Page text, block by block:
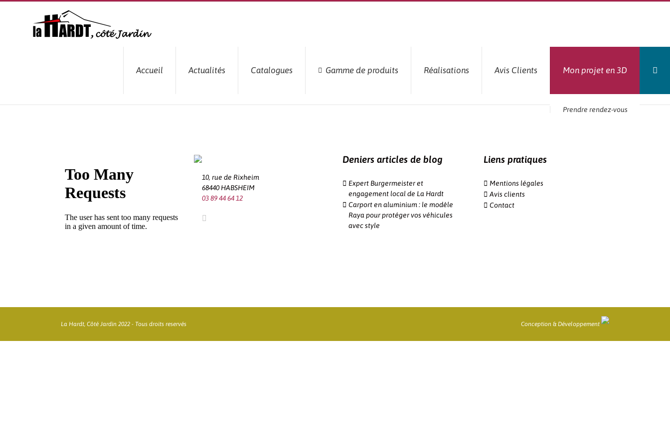
Passer
Accueil Actualités Catalogues Gamme de produits Réalisations Avis Clients
Prendre rendez-vous
Mon projet en 3D
10, rue de Rixheim
68440 HABSHEIM
03 89 44 64 12
Deniers articles de blog
Expert Burgermeister et
engagement local de La Hardt
Carport en aluminium : le modèle
Raya pour protéger vos véhicules
avec style
Liens pratiques
Mentions légales
Avis clients
Contact
La Hardt, Côté Jardin 2022 - Tous droits reservés Conception & Développement